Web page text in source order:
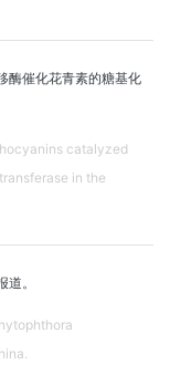
酶催化花青素的糖基化
catalyzed
in the
。